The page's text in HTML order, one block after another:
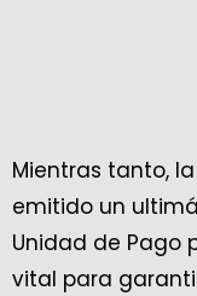
Mientras tanto,
emitido un
Unidad de Pago
vital para